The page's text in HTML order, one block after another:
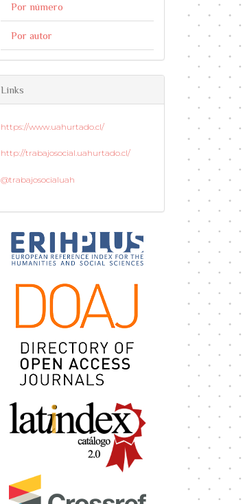
Por número
Por autor
Links
https://www.uahurtado.cl/
http://trabajosocial.uahurtado.cl/
@trabajosocialuah